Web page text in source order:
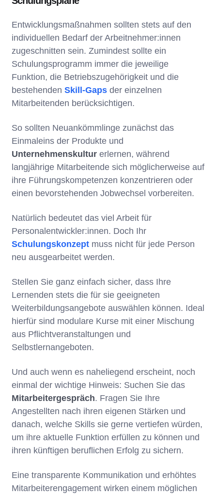
Entwicklungsmaßnahmen sollten stets auf den
individuellen Bedarf der Arbeitnehmer:innen
zugeschnitten sein. Zumindest sollte ein
Schulungsprogramm immer die jeweilige
Funktion, die Betriebszugehörigkeit und die
bestehenden Skill-Gaps der einzelnen
Mitarbeitenden berücksichtigen.
So sollten Neuankömmlinge zunächst das
Einmaleins der Produkte und
Unternehmenskultur erlernen, während
langjährige Mitarbeitende sich möglicherweise auf
ihre Führungskompetenzen konzentrieren oder
einen bevorstehenden Jobwechsel vorbereiten.
Natürlich bedeutet das viel Arbeit für
Personalentwickler:innen. Doch Ihr
Schulungskonzept muss nicht für jede Person
neu ausgearbeitet werden.
Stellen Sie ganz einfach sicher, dass Ihre
Lernenden stets die für sie geeigneten
Weiterbildungsangebote auswählen können. Ideal
hierfür sind modulare Kurse mit einer Mischung
aus Pflichtveranstaltungen und
Selbstlernangeboten.
Und auch wenn es naheliegend erscheint, noch
einmal der wichtige Hinweis: Suchen Sie das
Mitarbeitergespräch. Fragen Sie Ihre
Angestellten nach ihren eigenen Stärken und
danach, welche Skills sie gerne vertiefen würden,
um ihre aktuelle Funktion erfüllen zu können und
ihren künftigen beruflichen Erfolg zu sichern.
Eine transparente Kommunikation und erhöhtes
Mitarbeiterengagement wirken einem möglichen